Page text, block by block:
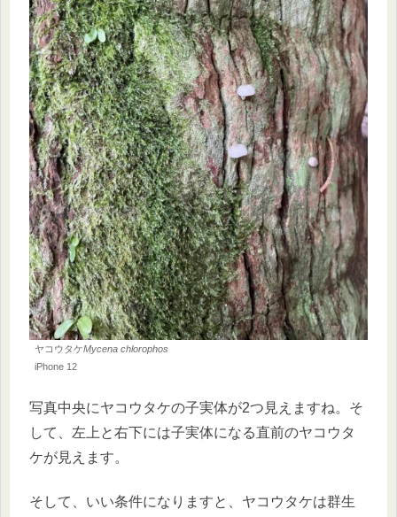
ヤコウタケMycena chlorophos
iPhone 12
写真中央にヤコウタケの子実体が2つ見えますね。そ
して、左上と右下には子実体になる直前のヤコウタ
ケが見えます。
そして、いい条件になりますと、ヤコウタケは群生